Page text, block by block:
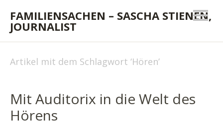
FAMILIENSACHEN – SASCHA STIENEN,
JOURNALIST
Artikel mit dem Schlagwort ‘Hören’
Mit Auditorix in die Welt des
Hörens